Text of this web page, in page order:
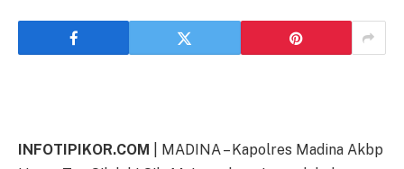
INFOTIPIKOR.COM | MADINA – Kapolres Madina Akbp